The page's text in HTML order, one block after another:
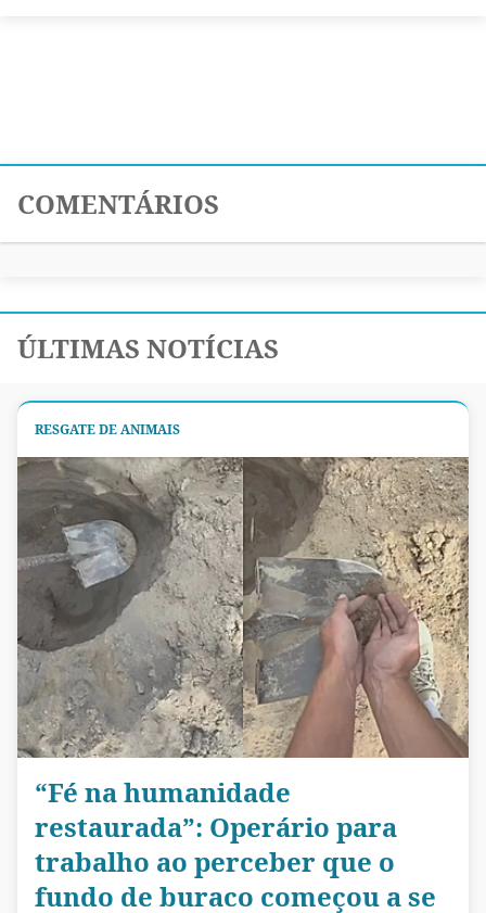
COMENTÁRIOS
ÚLTIMAS NOTÍCIAS
RESGATE DE ANIMAIS
“Fé na humanidade
restaurada”: Operário para
trabalho ao perceber que o
fundo de buraco começou a se